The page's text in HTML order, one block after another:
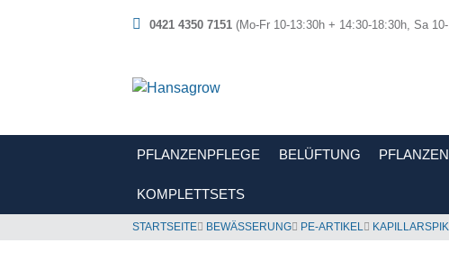
0421 4350 7151 (Mo-Fr 10-13:30h + 14:30-18:30h, Sa
PFLANZENPFLEGE BELÜFTUNG
KOMPLETTSETS
STARTSEITE BEWÄSSERUNG PE-ARTIKEL